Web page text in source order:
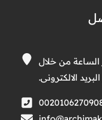
الساعة من خلال
الالكترونى.